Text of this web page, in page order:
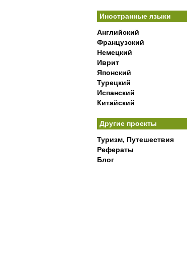
Иностранные языки
Английский
Французский
Немецкий
Иврит
Японский
Турецкий
Испанский
Китайский
Другие проекты
Туризм, Путешествия
Рефераты
Блог